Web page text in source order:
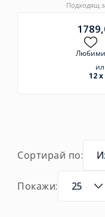
Подходящ
Любими
12
Сортирай по:
Покажи: 25